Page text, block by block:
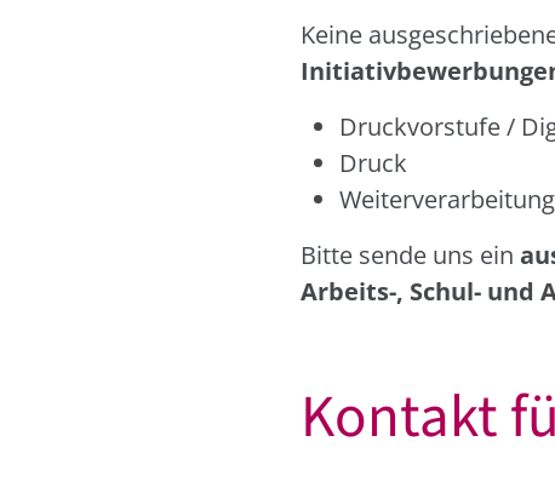
Keine
Druckvorstufe /
Druck
Weiterverarbeitung
Bitte sende uns ein
Arbeits-, Schul- und
Kontakt